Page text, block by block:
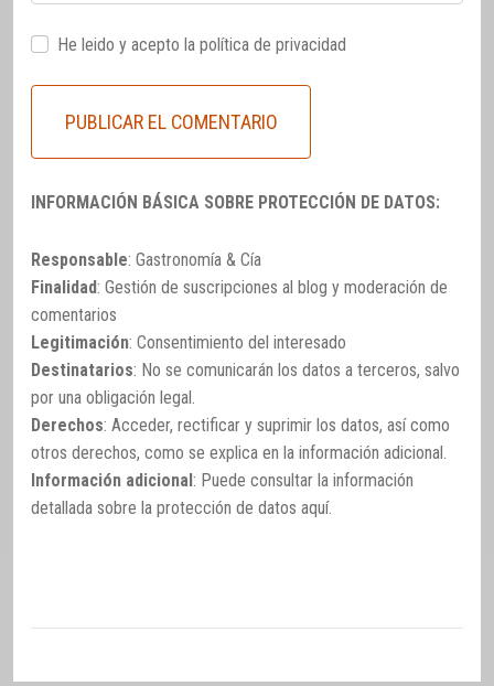
He leido y acepto la política de privacidad
INFORMACIÓN BÁSICA SOBRE PROTECCIÓN DE DATOS:
Responsable: Gastronomía & Cía
Finalidad: Gestión de suscripciones al blog y moderación de
comentarios
Legitimación: Consentimiento del interesado
Destinatarios: No se comunicarán los datos a terceros, salvo
por una obligación legal.
Derechos: Acceder, rectificar y suprimir los datos, así como
otros derechos, como se explica en la información adicional.
Información adicional: Puede consultar la información
detallada sobre la protección de datos aquí.